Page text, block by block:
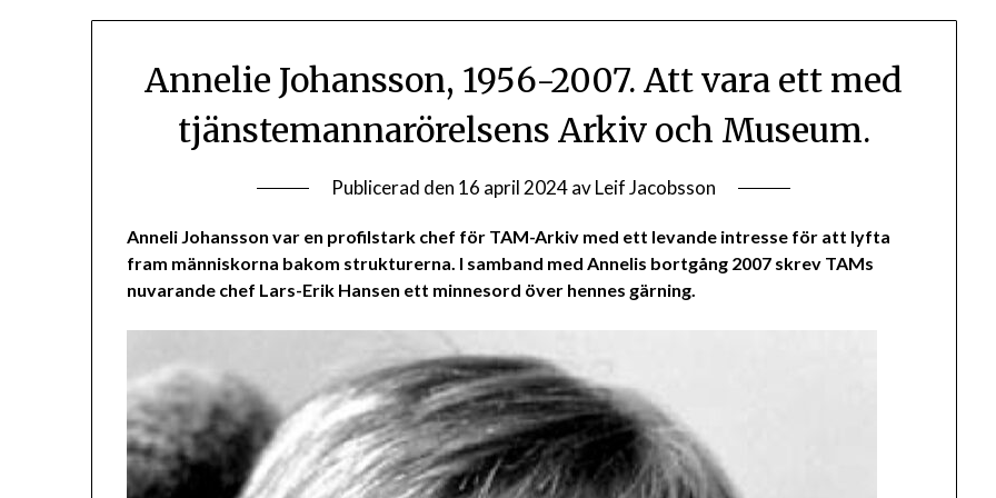
Annelie Johansson, 1956-2007. Att vara ett med
tjänstemannarörelsens Arkiv och Museum.
Publicerad den 16 april 2024avLeif Jacobsson
Anneli Johansson var en profilstark chef för TAM-Arkiv med ett levande intresse för att lyfta
fram människorna bakom strukturerna. I samband med Annelis bortgång 2007 skrev TAMs
nuvarande chef Lars-Erik Hansen ett minnesord över hennes gärning.